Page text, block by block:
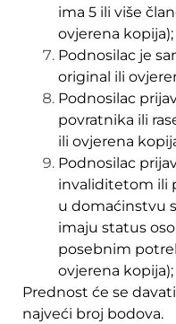
ima 5 ili više
ovjerena kopija);
Podnosilac je
original ili
Podnosilac
povratnika ili
ili ovjerena
Podnosilac
invaliditetom ili
u domaćinstvu
imaju status
posebnim
ovjerena kopija);
Prednost će se
najveći broj bodova.